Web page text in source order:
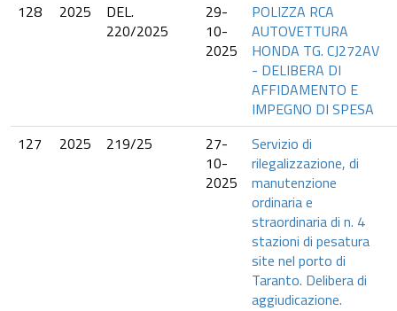
128
2025
DEL.
220/2025
29-
10-
2025
POLIZZA RCA
AUTOVETTURA
HONDA TG. CJ272AV
- DELIBERA DI
AFFIDAMENTO E
IMPEGNO DI SPESA
127
2025 219/25
27-
10-
2025
Servizio di
rilegalizzazione, di
manutenzione
ordinaria e
straordinaria di n. 4
stazioni di pesatura
site nel porto di
Taranto. Delibera di
aggiudicazione.